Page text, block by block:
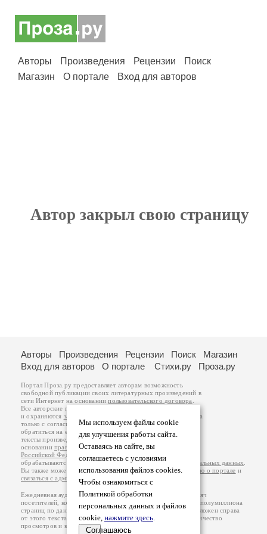
Авторы Произведения Рецензии
Поиск
Магазин
О портале Вход для авторов
Автор закрыл свою страницу
Мы используем файлы cookie
для улучшения работы сайта.
Оставаясь на сайте, вы
соглашаетесь с условиями
использования файлов cookies.
Чтобы ознакомиться с
Политикой обработки
персональных данных и файлов
cookie, нажмите здесь.
Соглашаюсь
Авторы Произведения Рецензии Поиск
Магазин
Вход для авторов
О портале Стихи.ру Проза.ру
Портал Проза.ру предоставляет авторам возможность
свободной публикации своих литературных произведений в
сети Интернет на основаниипользовательского договора
Все авторские права на произведения принадлежат авторам
и охраняются законом
. Перепечатка произведений возможна
только с согласия его автора, к которому вы можете
обратиться на его авторской странице. Ответственность за
тексты произведений авторы несут самостоятельно на
основанииправил публикацииизаконодательства
Российской Федерации
обрабатываются на основанииПолитики обработки персональных данных
Вы также можете посмотреть более подробнуюинформацию о портале и
связаться с администрацией
Ежедневная аудитория портала Проза.ру – порядка 100 тысяч
посетителей, которые в общей сумме просматривают более полумиллиона
страниц по данным счетчика посещаемости, который расположен справа
от этого текста. В каждой графе указано по две цифры: количество
просмотров и количество посетителей.